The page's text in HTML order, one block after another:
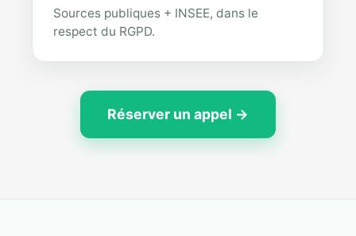
Sources publiques + INSEE, dans le
respect du RGPD.
Réserver un appel →